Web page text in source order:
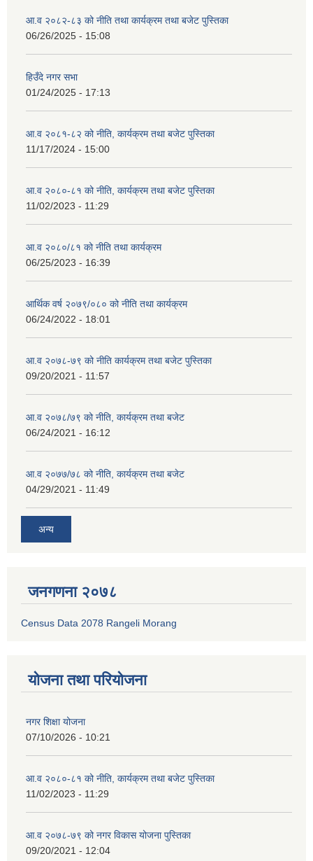
आ.व २०८२-८३ को नीति तथा कार्यक्रम तथा बजेट पुस्तिका
06/26/2025 - 15:08
हिउँदे नगर सभा
01/24/2025 - 17:13
आ.व २०८१-८२ को नीति, कार्यक्रम तथा बजेट पुस्तिका
11/17/2024 - 15:00
आ.व २०८०-८१ को नीति, कार्यक्रम तथा बजेट पुस्तिका
11/02/2023 - 11:29
आ.व २०८०/८१ को नीति तथा कार्यक्रम
06/25/2023 - 16:39
आर्थिक वर्ष २०७९/०८० को नीति तथा कार्यक्रम
06/24/2022 - 18:01
आ.व २०७८-७९ को नीति कार्यक्रम तथा बजेट पुस्तिका
09/20/2021 - 11:57
आ.व २०७८/७९ को नीति, कार्यक्रम तथा बजेट
06/24/2021 - 16:12
आ.व २०७७/७८ को नीति, कार्यक्रम तथा बजेट
04/29/2021 - 11:49
अन्य
जनगणना २०७८
Census Data 2078 Rangeli Morang
योजना तथा परियोजना
नगर शिक्षा योजना
07/10/2026 - 10:21
आ.व २०८०-८१ को नीति, कार्यक्रम तथा बजेट पुस्तिका
11/02/2023 - 11:29
आ.व २०७८-७९ को नगर विकास योजना पुस्तिका
09/20/2021 - 12:04